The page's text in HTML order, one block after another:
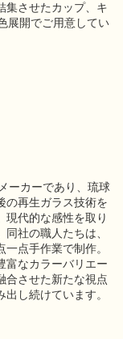
集させたカップ、キ
展開でご用意してい
ーカーであり、琉球
の再生ガラス技術を
現代的な感性を取り
社の職人たちは、
点手作業で制作。
富なカラーバリエー
合させた新たな視点
し続けています。